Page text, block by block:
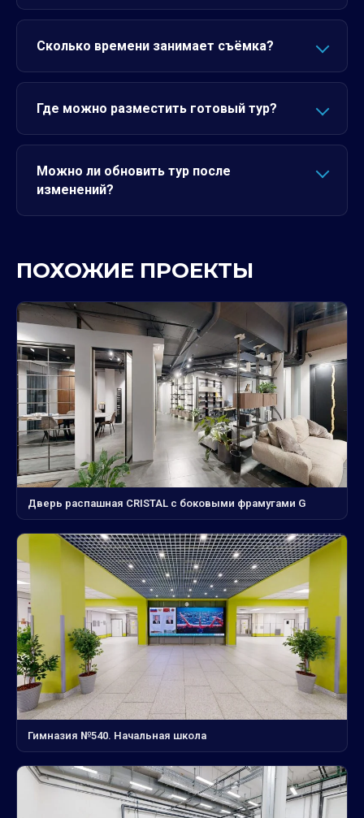
Сколько времени занимает съёмка?
Где можно разместить готовый тур?
Можно ли обновить тур после
изменений?
ПОХОЖИЕ ПРОЕКТЫ
Дверь распашная CRISTAL с боковыми фрамугами G
Гимназия №540. Начальная школа